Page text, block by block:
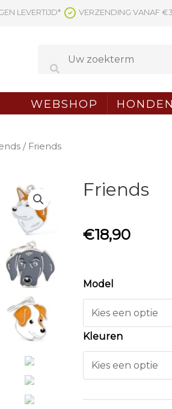
LEVERTIJD* VERZENDING VANAF
WEBSHOP HONDEN
/ Friends
Friends
€18,90
Model
Kleuren